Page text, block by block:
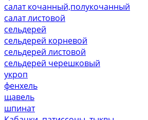
салат кочанный,полукочанный
салат листовой
сельдерей
сельдерей корневой
сельдерей листовой
сельдерей черешковый
укроп
фенхель
щавель
шпинат